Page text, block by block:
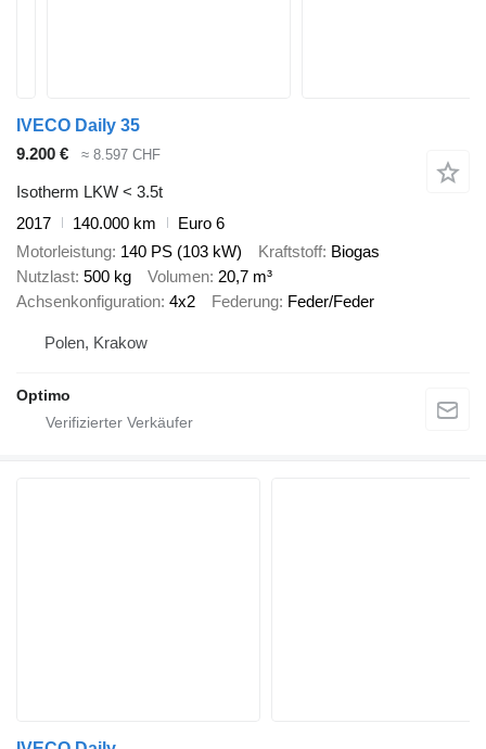
IVECO Daily 35
9.200 €
≈ 8.597 CHF
Isotherm LKW < 3.5t
2017
140.000 km
Euro 6
Motorleistung 140 PS (103 kW) Kraftstoff Biogas
Nutzlast 500 kg Volumen 20,7 m³
Achsenkonfiguration 4x2 Federung Feder/Feder
Polen, Krakow
Optimo